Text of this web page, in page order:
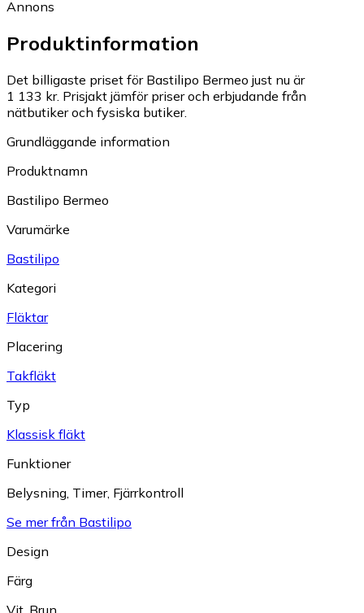
Annons
Produktinformation
Det billigaste priset för Bastilipo Bermeo just nu är
1 133 kr. Prisjakt jämför priser och erbjudande från
nätbutiker och fysiska butiker.
Grundläggande information
Produktnamn
Bastilipo Bermeo
Varumärke
Bastilipo
Kategori
Fläktar
Placering
Takfläkt
Typ
Klassisk fläkt
Funktioner
Belysning, Timer, Fjärrkontroll
Se mer från Bastilipo
Design
Färg